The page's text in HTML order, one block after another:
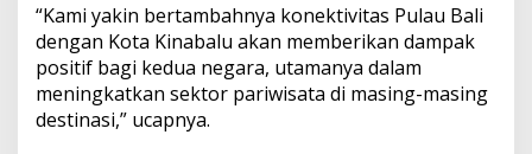
“Kami yakin bertambahnya konektivitas Pulau Bali
dengan Kota Kinabalu akan memberikan dampak
positif bagi kedua negara, utamanya dalam
meningkatkan sektor pariwisata di masing-masing
destinasi,” ucapnya.